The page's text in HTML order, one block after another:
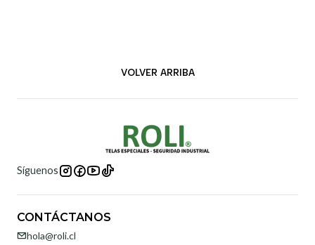
VOLVER ARRIBA
Síguenos
CONTÁCTANOS
hola@roli.cl